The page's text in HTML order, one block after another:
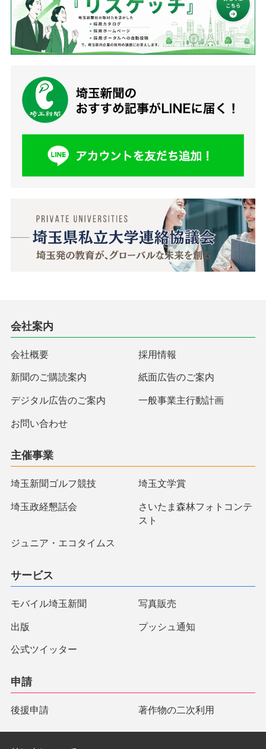
会社案内
会社概要 採用情報
新聞のご購読案内 紙面広告のご案内
デジタル広告のご案内 一般事業主行動計画
お問い合わせ
主催事業
埼玉新聞ゴルフ競技 埼玉文学賞
埼玉政経懇話会
さいたま森林フォトコンテ
スト
ジュニア・エコタイムス
サービス
モバイル埼玉新聞 写真販売
出版 プッシュ通知
公式ツイッター
申請
後援申請 著作物の二次利用